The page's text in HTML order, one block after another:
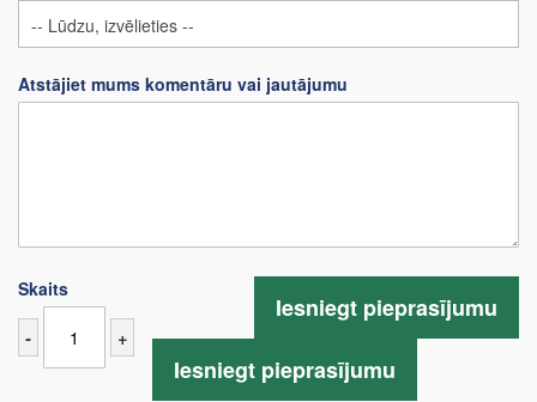
Atstājiet mums komentāru vai jautājumu
Skaits
- +
Iesniegt pieprasījumu
Iesniegt pieprasījumu